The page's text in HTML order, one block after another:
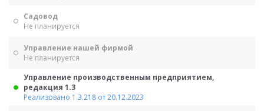
Садовод
Не планируется
Управление нашей фирмой
Не планируется
Управление производственным предприятием,
редакция 1.3
Реализовано 1.3.218 от 20.12.2023